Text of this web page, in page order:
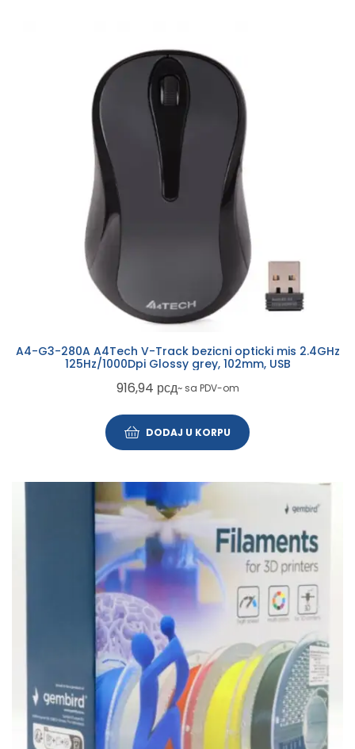
A4-G3-280A A4Tech V-Track bezicni opticki mis 2.4GHz
125Hz/1000Dpi Glossy grey, 102mm, USB
916,94 рсд~ sa PDV-om
DODAJ U KORPU